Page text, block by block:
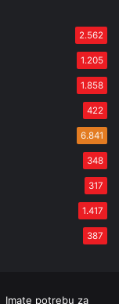
2.562
1.205
1.858
422
6.841
348
317
1.417
387
Imate potrebu za